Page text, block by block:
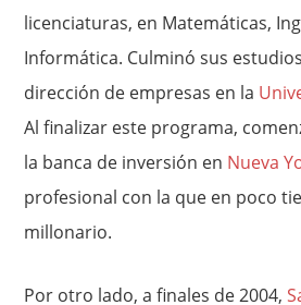
licenciaturas, en Matemáticas,
Informática. Culminó sus
dirección de empresas en la
Al finalizar este programa,
la banca de inversión en Nueva
profesional con la que en poco
millonario.
Por otro lado, a finales de 2004,